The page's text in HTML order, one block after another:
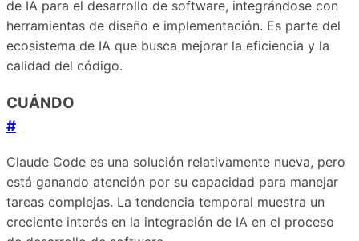
de IA para el desarrollo de software, integrándose con
herramientas de diseño e implementación. Es parte del
ecosistema de IA que busca mejorar la eficiencia y la
calidad del código.
CUÁNDO
#
Claude Code es una solución relativamente nueva, pero
está ganando atención por su capacidad para manejar
tareas complejas. La tendencia temporal muestra un
creciente interés en la integración de IA en el proceso